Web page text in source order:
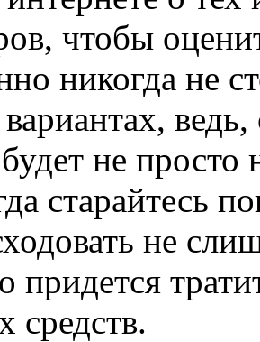
чтобы
никогда не
ведь,
будет не
старайтесь
не
придется
средств.